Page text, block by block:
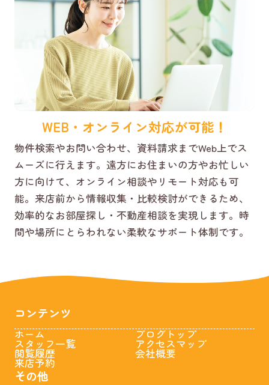
WEB・オンライン対応が可能！
物件検索やお問い合わせ、資料請求までWeb上でス
ムーズに行えます。遠方にお住まいの方やお忙しい
方に向けて、オンライン相談やリモート対応も可
能。来店前から情報収集・比較検討ができるため、
効率的なお部屋探し・不動産相談を実現します。時
間や場所にとらわれない柔軟なサポート体制です。
コンテンツ
ホーム
スタッフ一覧
閲覧履歴
来店予約
ブログトップ
アクセスマップ
会社概要
その他